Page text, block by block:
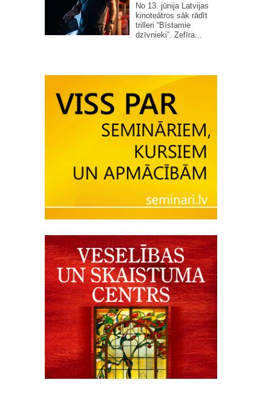
No 13. jūnija Latvijas
kinoteātros sāk rādīt
trilleri “Bīstamie
dzīvnieki”. Zefīra...